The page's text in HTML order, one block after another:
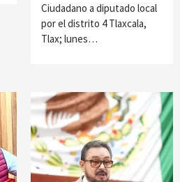
Ciudadano a diputado local
por el distrito 4 Tlaxcala,
Tlax; lunes…